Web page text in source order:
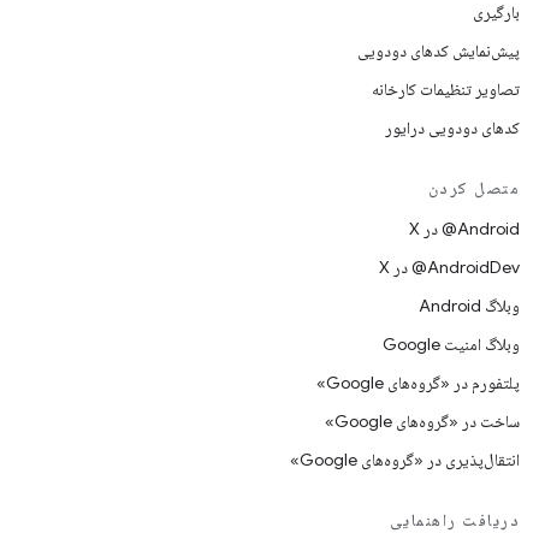
بارگیری
پیش‌نمایش کدهای دودویی
تصاویر تنظیمات کارخانه
کدهای دودویی درایور
متصل کردن
‫‎@Android در X
‫‎@AndroidDev در X
وبلاگ Android
وبلاگ امنیت Google
پلتفورم در «گروه‌های Google»
ساخت در «گروه‌های Google»
انتقال‌پذیری در «گروه‌های Google»
دریافت راهنمایی